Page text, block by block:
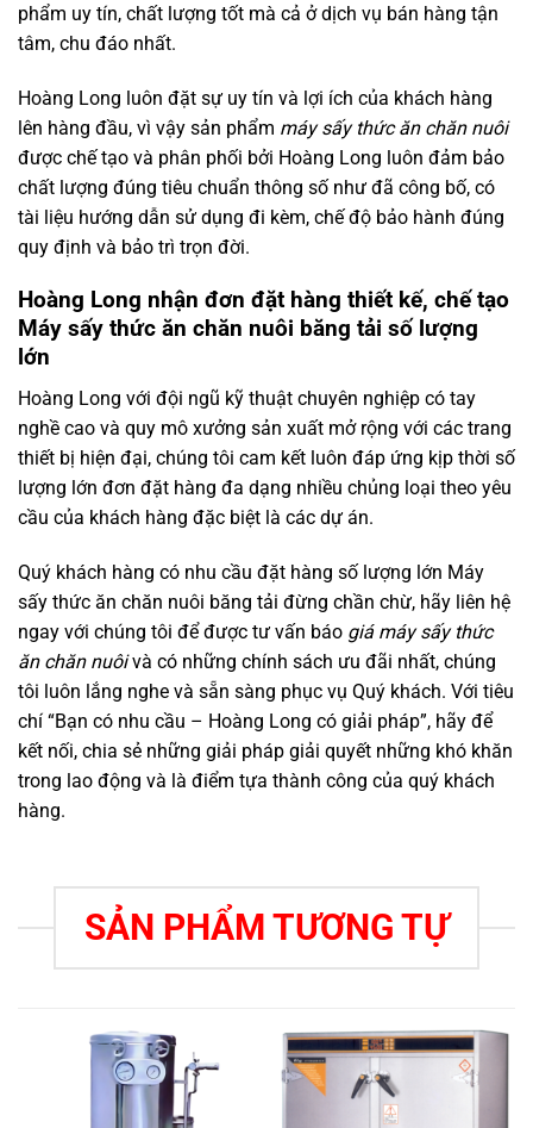
phẩm uy tín, chất lượng tốt mà cả ở dịch vụ bán hàng tận
tâm, chu đáo nhất.
Hoàng Long luôn đặt sự uy tín và lợi ích của khách hàng
lên hàng đầu, vì vậy sản phẩm máy sấy thức ăn chăn nuôi
được chế tạo và phân phối bởi Hoàng Long luôn đảm bảo
chất lượng đúng tiêu chuẩn thông số như đã công bố, có
tài liệu hướng dẫn sử dụng đi kèm, chế độ bảo hành đúng
quy định và bảo trì trọn đời.
Hoàng Long nhận đơn đặt hàng thiết kế, chế tạo
Máy sấy thức ăn chăn nuôi băng tải số lượng
lớn
Hoàng Long với đội ngũ kỹ thuật chuyên nghiệp có tay
nghề cao và quy mô xưởng sản xuất mở rộng với các trang
thiết bị hiện đại, chúng tôi cam kết luôn đáp ứng kịp thời số
lượng lớn đơn đặt hàng đa dạng nhiều chủng loại theo yêu
cầu của khách hàng đặc biệt là các dự án.
Quý khách hàng có nhu cầu đặt hàng số lượng lớn Máy
sấy thức ăn chăn nuôi băng tải đừng chần chừ, hãy liên hệ
ngay với chúng tôi để được tư vấn báo giá máy sấy thức
ăn chăn nuôivà có những chính sách ưu đãi nhất, chúng
tôi luôn lắng nghe và sẵn sàng phục vụ Quý khách. Với tiêu
chí “Bạn có nhu cầu – Hoàng Long có giải pháp”, hãy để
kết nối, chia sẻ những giải pháp giải quyết những khó khăn
trong lao động và là điểm tựa thành công của quý khách
hàng.
SẢN PHẨM TƯƠNG TỰ